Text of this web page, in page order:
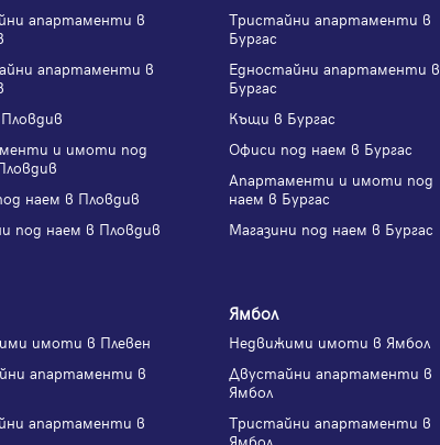
апартаменти в
апартаменти в
и имоти под
наем в Пловдив
под наем в Пловдив
Тристайни апартаменти в
Бургас
Едностайни апартаменти в
Бургас
Къщи в Бургас
Офиси под наем в Бургас
Апартаменти и имоти под
наем в Бургас
Магазини под наем в Бургас
имоти в Плевен
апартаменти в
апартаменти в
Ямбол
Недвижими имоти в Ямбол
Двустайни апартаменти в
Ямбол
Тристайни апартаменти в
Ямбол